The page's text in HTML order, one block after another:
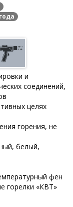
и
соединений,
целях
горения, не
белый,
фен
горелки «КВТ»